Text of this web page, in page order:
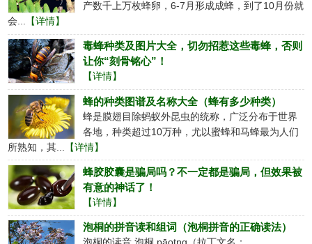
产数千上万枚蜂卵，6-7月形成成蜂，到了10月份就
会... 【详情】
毒蜂种类及图片大全，切勿招惹这些毒蜂，否则
让你“刻骨铭心”！
【详情】
蜂的种类图谱及名称大全（蜂有多少种类）
蜂是膜翅目除蚂蚁外昆虫的统称，广泛分布于世界
各地，种类超过10万种，尤以蜜蜂和马蜂最为人们
所熟知，其...
【详情】
蜂胶胶囊是骗局吗？不一定都是骗局，但效果被
有意的神话了！
【详情】
泡桐的拼音读和组词（泡桐拼音的正确读法）